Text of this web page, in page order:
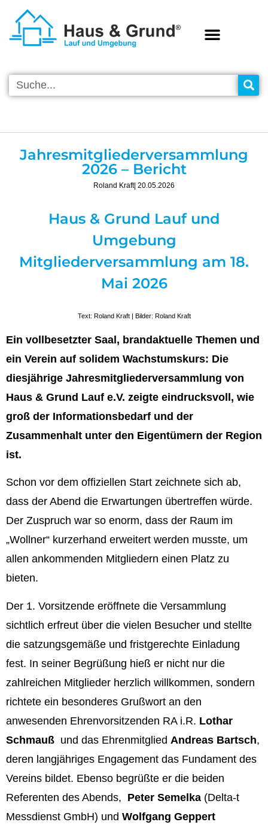
Jahresmitgliederversammlung
2026 – Bericht
Roland Kraft| 20.05.2026
Haus & Grund Lauf und
Umgebung
Mitgliederversammlung am 18.
Mai 2026
Text: Roland Kraft | Bilder: Roland Kraft
Ein vollbesetzter Saal, brandaktuelle Themen und
ein Verein auf solidem Wachstumskurs: Die
diesjährige Jahresmitgliederversammlung von
Haus & Grund Lauf e.V. zeigte eindrucksvoll, wie
groß der Informationsbedarf und der
Zusammenhalt unter den Eigentümern der Region
ist.
Schon vor dem offiziellen Start zeichnete sich ab,
dass der Abend die Erwartungen übertreffen würde.
Der Zuspruch war so enorm, dass der Raum im
„Wollner“ kurzerhand erweitert werden musste, um
allen ankommenden Mitgliedern einen Platz zu
bieten.
Der 1. Vorsitzende eröffnete die Versammlung
sichtlich erfreut über die vielen Besucher und stellte
die satzungsgemäße und fristgerechte Einladung
fest. In seiner Begrüßung hieß er nicht nur die
zahlreichen Mitglieder herzlich willkommen, sondern
richtete ein besonderes Grußwort an den
anwesenden Ehrenvorsitzenden RA i.R. Lothar
Schmauß und das Ehrenmitglied Andreas Bartsch,
deren langjähriges Engagement das Fundament des
Vereins bildet. Ebenso begrüßte er die beiden
Referenten des Abends, Peter Semelka (Delta-t
Messdienst GmbH) und Wolfgang Geppert